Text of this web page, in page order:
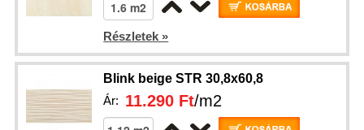
Részletek »
Blink beige STR 30,8x60,8
Ár: 11.290 Ft/m2